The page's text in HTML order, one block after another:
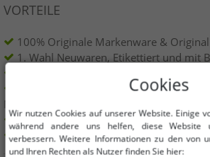
VORTEILE
100% Originale Markenware &
1. Wahl Neuwaren, Etikettiert und mit
Mindestbestellwert ist 199€ netto |
Mindestbestellmenge
Angebote bis zu 90% günstiger
Freie Größen und Mengen Auswahl
Cookies
Wir nutzen Cookies auf unserer Website. Einige
während andere uns helfen, diese Website
verbessern. Weitere Informationen zu den von
und Ihren Rechten als Nutzer finden Sie hier: